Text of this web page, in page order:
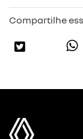
Compartilhe